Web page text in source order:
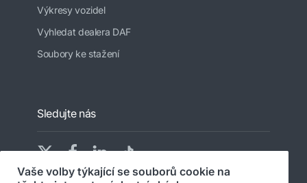
Výkresy vozidel
Vyhledat dealera DAF
Soubory ke stažení
Sledujte nás
Vaše volby týkající se souborů cookie na